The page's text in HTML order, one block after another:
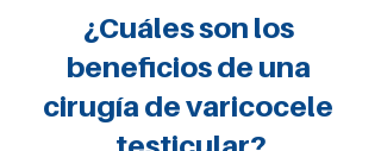
¿Cuáles son los
beneficios de una
cirugía de varicocele